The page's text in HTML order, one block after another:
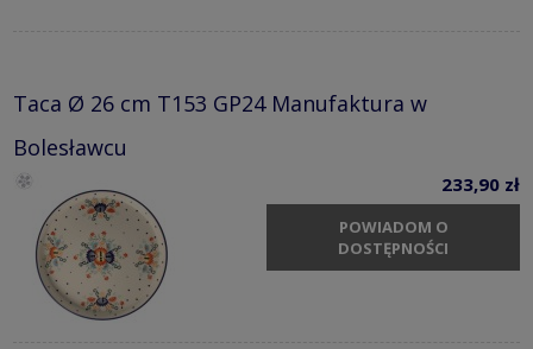
Taca Ø 26 cm T153 GP24 Manufaktura w
Bolesławcu
233,90 zł
POWIADOM O
DOSTĘPNOŚCI